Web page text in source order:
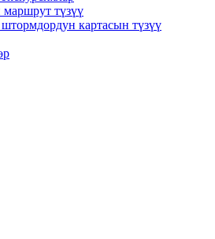
түзүү
картасын түзүү